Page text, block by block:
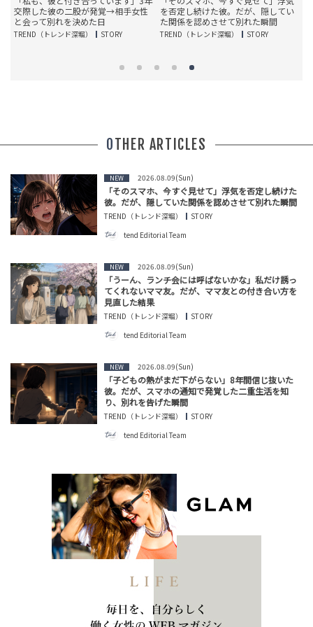
交際した彼の二股が発覚→相手女性
と会って別れを決めた日
TREND（トレンド深堀） STORY
を否定し続けた彼。だが、隠してい
た関係を認めさせて別れた瞬間
TREND（トレンド深堀） STORY
OTHER ARTICLES
NEW 2026.08.09(Sun)
「そのスマホ、今すぐ見せて」浮気を否定し続けた
彼。だが、隠していた関係を認めさせて別れた瞬間
TREND（トレンド深堀）
STORY
tend Editorial Team
NEW 2026.08.09(Sun)
「うーん、ランチ会には呼ばないかな」私だけ誘っ
てくれないママ友。だが、ママ友との付き合い方を
見直した結果
TREND（トレンド深堀）
STORY
tend Editorial Team
NEW 2026.08.09(Sun)
「子どもの熱がまだ下がらない」8年間信じ抜いた
彼。だが、スマホの通知で発覚した二重生活を知
り、別れを告げた瞬間
TREND（トレンド深堀）
STORY
tend Editorial Team